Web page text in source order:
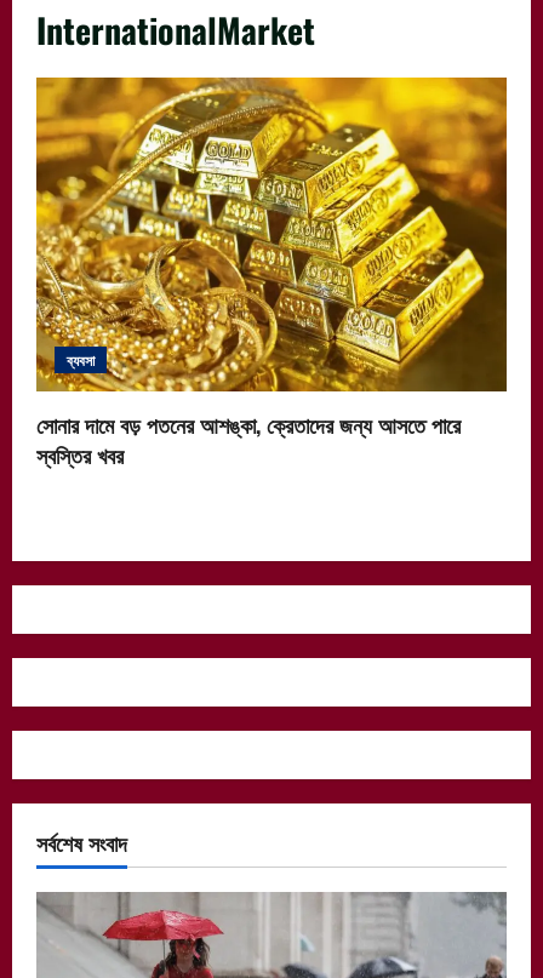
InternationalMarket
ব্যবসা
সোনার দামে বড় পতনের আশঙ্কা, ক্রেতাদের জন্য আসতে পারে
স্বস্তির খবর
সর্বশেষ সংবাদ